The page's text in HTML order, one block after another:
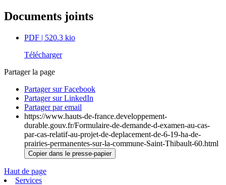
Documents joints
PDF | 520.3 kio
Télécharger
Partager la page
Partager sur Facebook
Partager sur LinkedIn
Partager par email
https://www.hauts-de-france.developpement-
durable.gouv.fr/Formulaire-de-demande-d-examen-au-cas-
par-cas-relatif-au-projet-de-deplacement-de-6-19-ha-de-
prairies-permanentes-sur-la-commune-Saint-Thibault-60.html
Copier dans le presse-papier
Haut de page
Services